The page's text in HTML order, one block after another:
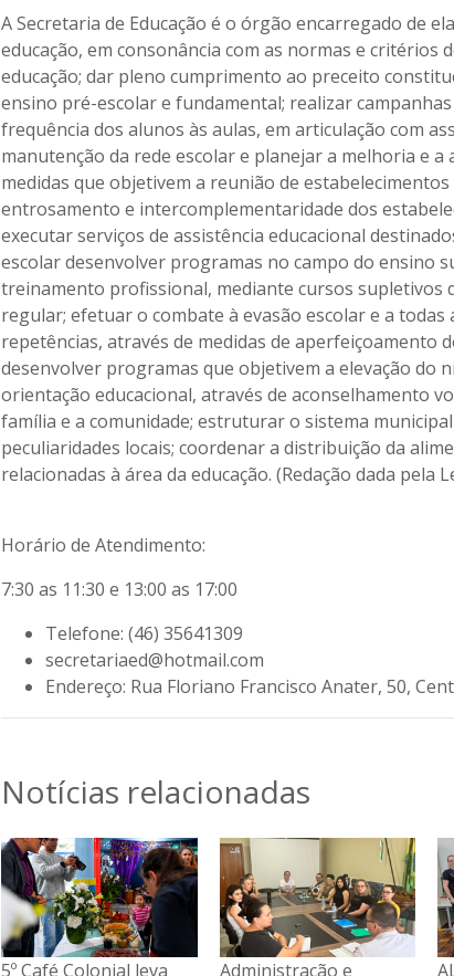
A Secretaria de Educação é o órgão encarregado de
educação, em consonância com as normas e critérios
educação; dar pleno cumprimento ao preceito
ensino pré-escolar e fundamental; realizar
frequência dos alunos às aulas, em articulação com
manutenção da rede escolar e planejar a melhoria e
medidas que objetivem a reunião de
entrosamento e intercomplementaridade dos
executar serviços de assistência educacional
escolar desenvolver programas no campo do ensino
treinamento profissional, mediante cursos
regular; efetuar o combate à evasão escolar e a
repetências, através de medidas de aperfeiçoamento
desenvolver programas que objetivem a elevação do
orientação educacional, através de aconselhamento
família e a comunidade; estruturar o sistema
peculiaridades locais; coordenar a distribuição da
relacionadas à área da educação. (Redação dada pela
Horário de Atendimento:
7:30 as 11:30 e 13:00 as 17:00
Telefone: (46) 35641309
secretariaed@hotmail.com
Endereço: Rua Floriano Francisco Anater, 50,
Notícias relacionadas
Administração e
ALUNOS DA E.M.